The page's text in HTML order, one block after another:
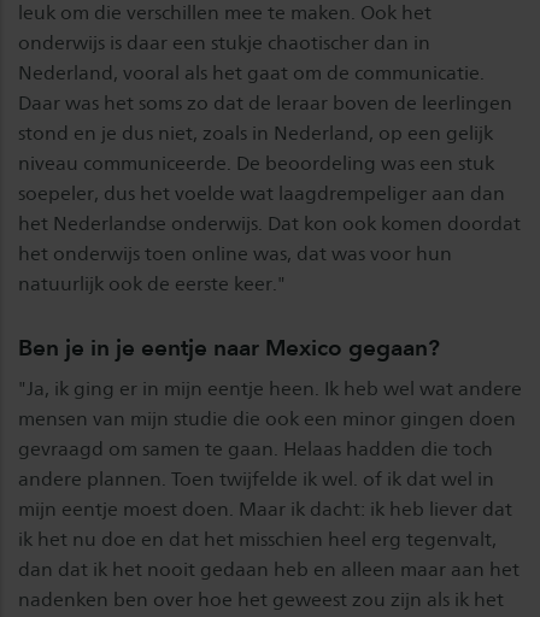
leuk om die verschillen mee te maken. Ook het
onderwijs is daar een stukje chaotischer dan in
Nederland, vooral als het gaat om de communicatie.
Daar was het soms zo dat de leraar boven de leerlingen
stond en je dus niet, zoals in Nederland, op een gelijk
niveau communiceerde. De beoordeling was een stuk
soepeler, dus het voelde wat laagdrempeliger aan dan
het Nederlandse onderwijs. Dat kon ook komen doordat
het onderwijs toen online was, dat was voor hun
natuurlijk ook de eerste keer."
Ben je in je eentje naar Mexico gegaan?
"Ja, ik ging er in mijn eentje heen. Ik heb wel wat andere
mensen van mijn studie die ook een minor gingen doen
gevraagd om samen te gaan. Helaas hadden die toch
andere plannen. Toen twijfelde ik wel. of ik dat wel in
mijn eentje moest doen. Maar ik dacht: ik heb liever dat
ik het nu doe en dat het misschien heel erg tegenvalt,
dan dat ik het nooit gedaan heb en alleen maar aan het
nadenken ben over hoe het geweest zou zijn als ik het